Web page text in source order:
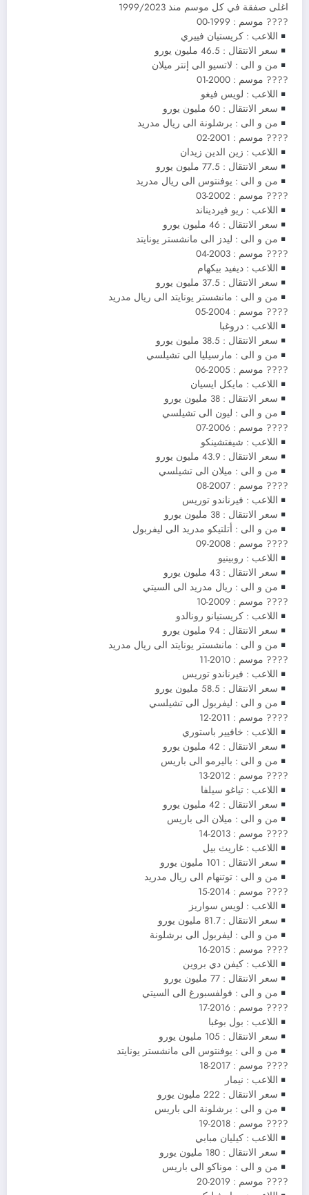
اغلى صفقة في كل موسم منذ 1999/2023
????️ موسم : 1999-00
اللاعب : كريستيان فييري
سعر الانتقال : 46.5 مليون يورو
من و الى : لاتسيو الى إنتر ميلان
????️ موسم : 2000-01
اللاعب : لويس فيغو
سعر الانتقال : 60 مليون يورو
من و الى : برشلونة الى ريال مدريد
????️ موسم : 2001-02
اللاعب : زين الدين زيدان
سعر الانتقال : 77.5 مليون يورو
من و الى : يوفنتوس الى ريال مدريد
????️ موسم : 2002-03
اللاعب : ريو فيرديناند
سعر الانتقال : 46 مليون يورو
من و الى : ليدز الى مانشستر يونايتد
????️ موسم : 2003-04
اللاعب : ديفيد بيكهام
سعر الانتقال : 37.5 مليون يورو
من و الى : مانشستر يونايتد الى ريال مدريد
????️ موسم : 2004-05
اللاعب : دروغبا
سعر الانتقال : 38.5 مليون يورو
من و الى : مارسيليا الى تشيلسي
????️ موسم : 2005-06
اللاعب : مايكل ايسيان
سعر الانتقال : 38 مليون يورو
من و الى : ليون الى تشيلسي
????️ موسم : 2006-07
اللاعب : شيفتشينكو
سعر الانتقال : 43.9 مليون يورو
من و الى : ميلان الى تشيلسي
????️ موسم : 2007-08
اللاعب : فيرناندو توريس
سعر الانتقال : 38 مليون يورو
من و الى : أتلتيكو مدريد الى ليفربول
????️ موسم : 2008-09
اللاعب : روبينيو
سعر الانتقال : 43 مليون يورو
من و الى : ريال مدريد الى السيتي
????️ موسم : 2009-10
اللاعب : كريستيانو رونالدو
سعر الانتقال : 94 مليون يورو
من و الى : مانشستر يونايتد الى ريال مدريد
????️ موسم : 2010-11
اللاعب : فيرناندو توريس
سعر الانتقال : 58.5 مليون يورو
من و الى : ليفربول الى تشيلسي
????️ موسم : 2011-12
اللاعب : خافيير باستوري
سعر الانتقال : 42 مليون يورو
من و الى : باليرمو الى باريس
????️ موسم : 2012-13
اللاعب : تياغو سيلفا
سعر الانتقال : 42 مليون يورو
من و الى : ميلان الى باريس
????️ موسم : 2013-14
اللاعب : غاريث بيل
سعر الانتقال : 101 مليون يورو
من و الى : توتنهام الى ريال مدريد
????️ موسم : 2014-15
اللاعب : لويس سواريز
سعر الانتقال : 81.7 مليون يورو
من و الى : ليفربول الى برشلونة
????️ موسم : 2015-16
اللاعب : كيفن دي بروين
سعر الانتقال : 77 مليون يورو
من و الى : فولفسبورغ الى السيتي
????️ موسم : 2016-17
اللاعب : بول بوغبا
سعر الانتقال : 105 مليون يورو
من و الى : يوفنتوس الى مانشستر يونايتد
????️ موسم : 2017-18
اللاعب : نيمار
سعر الانتقال : 222 مليون يورو
من و الى : برشلونة الى باريس
????️ موسم : 2018-19
اللاعب : كيليان مبابي
سعر الانتقال : 180 مليون يورو
من و الى : موناكو الى باريس
????️ موسم : 2019-20